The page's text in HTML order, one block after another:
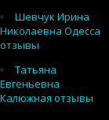
Шевчук Ирина
Николаевна Одесса
отзывы
Татьяна
Евгеньевна
Калюжная отзывы